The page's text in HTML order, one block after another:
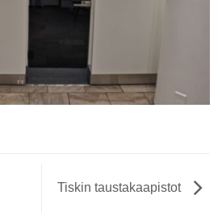
Tiskin taustakaapistot